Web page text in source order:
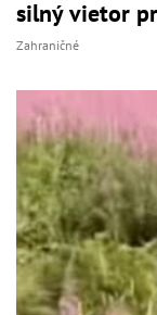
silný vietor
Zahraničné